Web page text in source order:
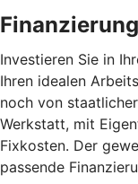
Investieren Sie in
Ihren idealen
noch von
Werkstatt, mit
Fixkosten. Der
passende